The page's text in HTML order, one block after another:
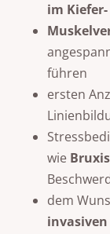
im
führen
ersten
wie
dem